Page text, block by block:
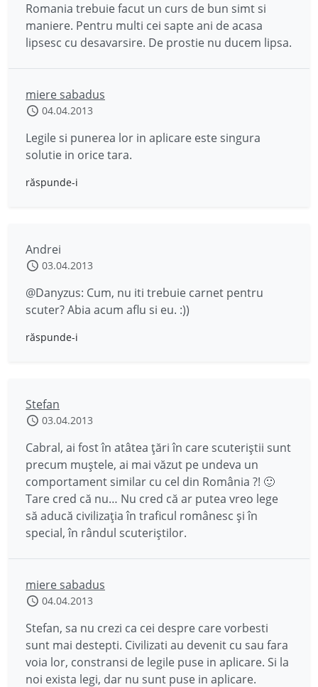
Romania trebuie facut un curs de bun simt si
maniere. Pentru multi cei sapte ani de acasa
lipsesc cu desavarsire. De prostie nu ducem lipsa.
miere sabadus
04.04.2013
Legile si punerea lor in aplicare este singura
solutie in orice tara.
răspunde-i
Andrei
03.04.2013
@Danyzus: Cum, nu iti trebuie carnet pentru
scuter? Abia acum aflu si eu. :))
răspunde-i
Stefan
03.04.2013
Cabral, ai fost în atâtea țări în care scuteriștii sunt
precum muștele, ai mai văzut pe undeva un
comportament similar cu cel din România ?! 🙂
Tare cred că nu… Nu cred că ar putea vreo lege
să aducă civilizația în traficul românesc și în
special, în rândul scuteriștilor.
miere sabadus
04.04.2013
Stefan, sa nu crezi ca cei despre care vorbesti
sunt mai destepti. Civilizati au devenit cu sau fara
voia lor, constransi de legile puse in aplicare. Si la
noi exista legi, dar nu sunt puse in aplicare.